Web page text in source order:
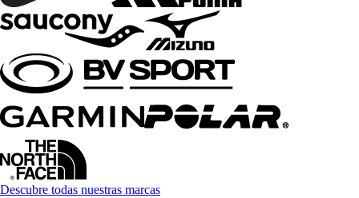
Descubre todas nuestras marcas